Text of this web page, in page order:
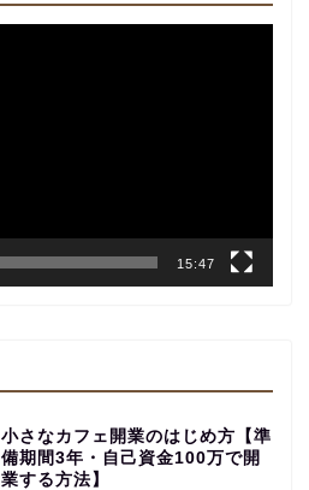
15:47
小さなカフェ開業のはじめ方【準
備期間3年・自己資金100万で開
業する方法】